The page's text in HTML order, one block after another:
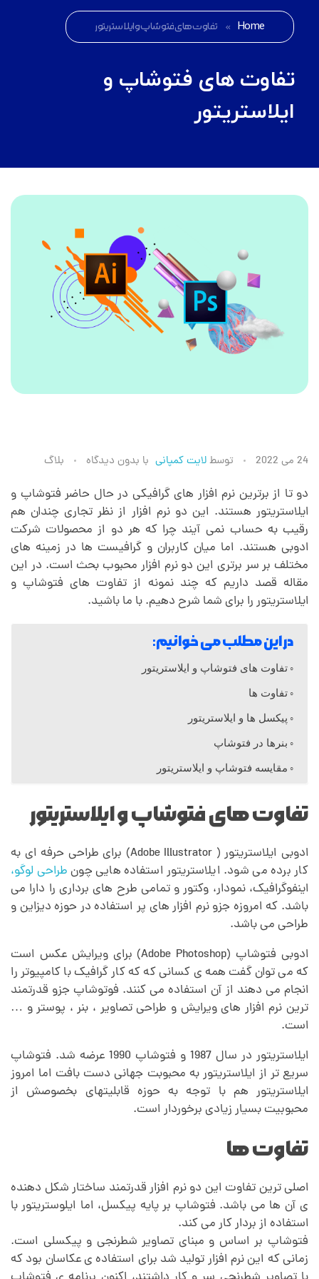
Home
» تفاوت های فتوشاپ و ایلاستریتور
تفاوت های فتوشاپ و
ایلاستریتور
ت
ف
ا
و
ه
ی
ت
و
ش
ا
پ
و
ا
ی
ل
ا
س
24 می 2022 توسطلایت کمپانی با بدون دیدگاه بلاگ
دو تا از برترین نرم افزار های گرافیکی در حال حاضر فتوشاپ و
ایلاستریتور هستند. این دو نرم افزار از نظر تجاری چندان هم
رقیب به حساب نمی آیند چرا که هر دو از محصولات شرکت
ادوبی هستند. اما میان کاربران و گرافیست ها در زمینه های
مختلف بر سر برتری این دو نرم افزار محبوب بحث است. در این
مقاله قصد داریم که چند نمونه از تفاوت های فتوشاپ و
ایلاستریتور را برای شما شرح دهیم. با ما باشید.
در این مطلب می خوانیم:
تفاوت های فتوشاپ و ایلاستریتور
تفاوت ها
پیکسل ها و ایلاستریتور
بنرها در فتوشاپ
مقایسه فتوشاپ و ایلاستریتور
تفاوت های فتوشاپ و ایلاستریتور
ادوبی ایلاستریتور ( Adobe Illustrator) برای طراحی حرفه ای به
کار برده می شود. ایلاستریتور استفاده هایی چون طراحی لوگو،
اینفوگرافیک، نمودار، وکتور و تمامی طرح های برداری را دارا می
باشد. که امروزه جزو نرم افزار های پر استفاده در حوزه دیزاین و
طراحی می باشد.
ادوبی فتوشاپ (Adobe Photoshop) برای ویرایش عکس است
که می توان گفت همه ی کسانی که که کار گرافیک با کامپیوتر را
انجام می دهند از آن استفاده می کنند. فوتوشاپ جزو قدرتمند
ترین نرم افزار های ویرایش و طراحی تصاویر ، بنر ، پوستر و …
است.
ایلاستریتور در سال 1987 و فتوشاپ
1990 عرضه شد. فتوشاپ
سریع تر از ایلاستریتور به محبوبت جهانی دست بافت اما امروز
ایلاستریتور هم با توجه به حوزه قابلیتهای بخصوصش از
محبوبیت بسیار زیادی برخوردار است.
تفاوت ها
اصلی ترین تفاوت این دو نرم افزار قدرتمند ساختار شکل دهنده
ی آن ها می باشد. فتوشاپ بر ‌پایه پیکسل، اما ایلوستریتور با
استفاده از بردار کار می کند.
فتوشاپ بر اساس و مبنای تصاویر شطرنجی و پیکسلی است.
زمانی که این نرم افزار تولید شد برای استفاده ی عکاسان بود که